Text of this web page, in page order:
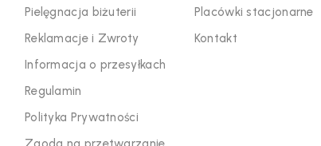
Pielęgnacja biżuterii
Reklamacje i Zwroty
Informacja o przesyłkach
Regulamin
Polityka Prywatności
Placówki stacjonarne
Kontakt